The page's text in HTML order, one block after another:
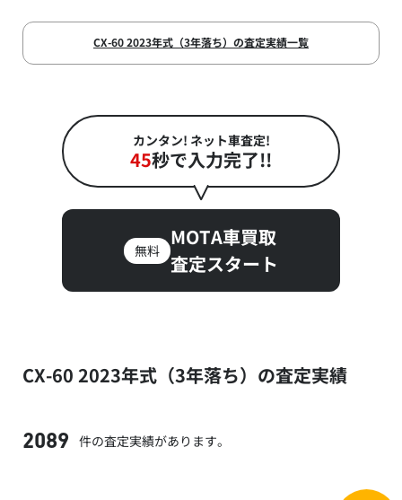
CX-60 2023年式（3年落ち）の査定実績一覧
カンタン! ネット車査定!
45秒で入力完了!!
無料
MOTA車買取
査定スタート
CX-60 2023年式（3年落ち）の査定実績
2089 件の査定実績があります。